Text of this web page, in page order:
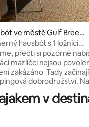
4,96 z 5, 239 hodnocení
ve městě Gulf Breez
hausbót s 1 ložnicí
parkováním.
přečti si pozorně
mazlíčci nejsou
zakázáno. Tady
dobrodružství.
v tomto klidném a
nikdy nezapomeneš.
v